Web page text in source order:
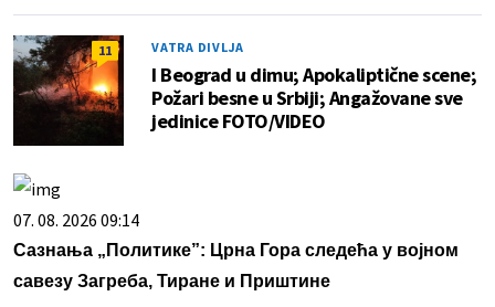
11 VATRA DIVLJA
I Beograd u dimu; Apokaliptične scene;
Požari besne u Srbiji; Angažovane sve
jedinice FOTO/VIDEO
07. 08. 2026 09:14
Сазнања „Политике”: Црна Гора следећа у војном
савезу Загреба, Тиране и Приштине